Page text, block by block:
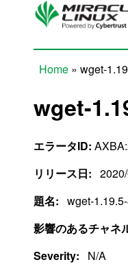
Skip to main content
Home » wget-
wget-
エラータID:
リリース日:
題名: wget-
影響のあるチャネ
Severity:
N/A